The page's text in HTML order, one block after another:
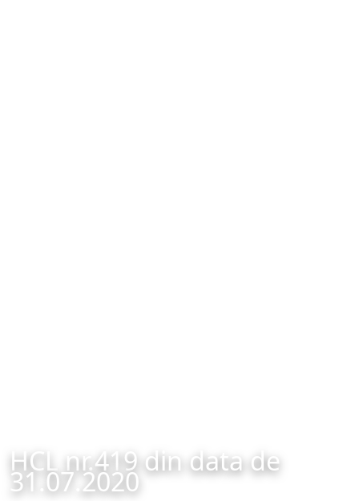
HCL nr.419 din data de
31.07.2020